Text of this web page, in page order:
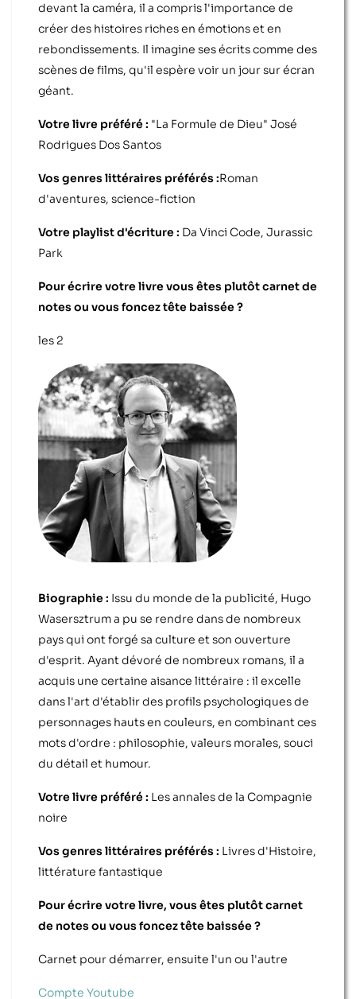
devant la caméra, il a compris l'importance de
créer des histoires riches en émotions et en
rebondissements. Il imagine ses écrits comme des
scènes de films, qu'il espère voir un jour sur écran
géant.
Votre livre préféré : "La Formule de Dieu" José
Rodrigues Dos Santos
Vos genres littéraires préférés :Roman
d'aventures, science-fiction
Votre playlist d'écriture : Da Vinci Code, Jurassic
Park
Pour écrire votre livre vous êtes plutôt carnet de
notes ou vous foncez tête baissée ?
les 2
Biographie : Issu du monde de la publicité, Hugo
Wasersztrum a pu se rendre dans de nombreux
pays qui ont forgé sa culture et son ouverture
d'esprit. Ayant dévoré de nombreux romans, il a
acquis une certaine aisance littéraire : il excelle
dans l'art d'établir des profils psychologiques de
personnages hauts en couleurs, en combinant ces
mots d'ordre : philosophie, valeurs morales, souci
du détail et humour.
Votre livre préféré : Les annales de la Compagnie
noire
Vos genres littéraires préférés : Livres d'Histoire,
littérature fantastique
Pour écrire votre livre, vous êtes plutôt carnet
de notes ou vous foncez tête baissée ?
Carnet pour démarrer, ensuite l'un ou l'autre
Compte Youtube